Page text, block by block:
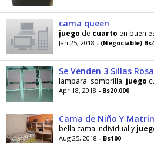
cama queen
juego de cuarto en buen
Jan 25, 2018 - (Negociable)
lampara. sombrilla. juego
Apr 18, 2018 - Bs20.000
bella cama individual y
Aug 25, 2018 - Bs100